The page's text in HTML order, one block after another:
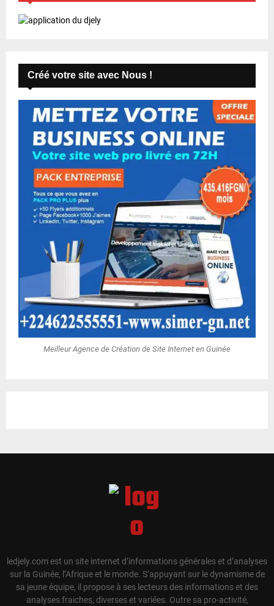
Créé votre site avec Nous !
Meilleur Agence de Création de Site Internet en Guinée
ledjely.com est un site internet d’informations générales et d’analyses
sur la Guinée, l’Afrique et le monde. S’appuyant sur le dynamisme de
sa jeune équipe, il propose à ses lecteurs des informations et des
analyses fraiches, diverses et variées. Outre sa pro-activité,